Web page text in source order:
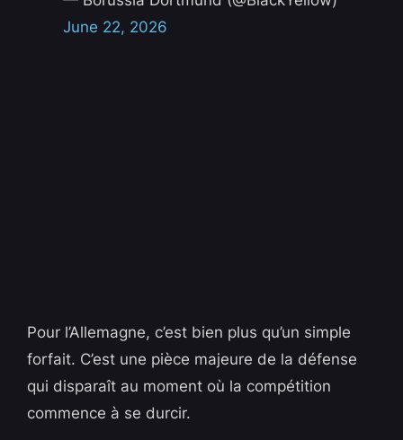
June 22, 2026
Pour l’Allemagne, c’est bien plus qu’un simple
forfait. C’est une pièce majeure de la défense
qui disparaît au moment où la compétition
commence à se durcir.